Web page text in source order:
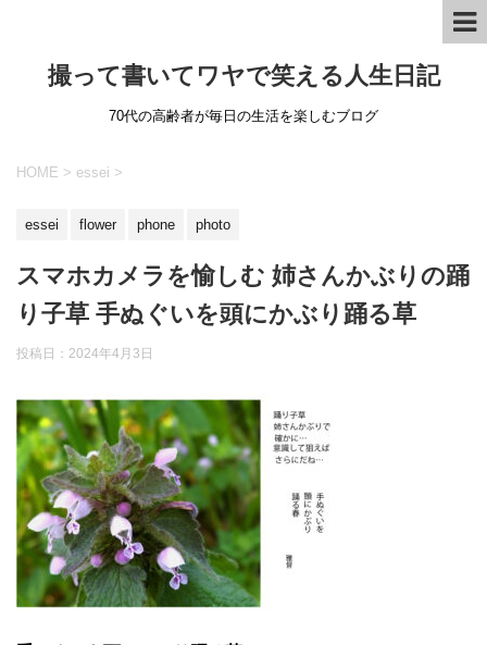
撮って書いてワヤで笑える人生日記
70代の高齢者が毎日の生活を楽しむブログ
HOME > essei >
essei flower phone photo
スマホカメラを愉しむ 姉さんかぶりの踊
り子草 手ぬぐいを頭にかぶり踊る草
投稿日： 2024年4月3日